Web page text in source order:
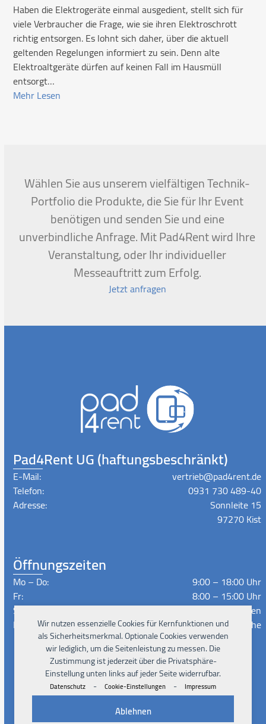
Wir nutzen essenzielle Cookies für Kernfunktionen und
als Sicherheitsmerkmal. Optionale Cookies verwenden
wir lediglich, um die Seitenleistung zu messen. Die
Zustimmung ist jederzeit über die Privatsphäre-
Einstellung unten links auf jeder Seite widerrufbar.
Datenschutz - Cookie-Einstellungen - Impressum
Ablehnen
Haben die Elektrogeräte einmal ausgedient, stellt sich für
viele Verbraucher die Frage, wie sie ihren Elektroschrott
richtig entsorgen. Es lohnt sich daher, über die aktuell
geltenden Regelungen informiert zu sein. Denn alte
Elektroaltgeräte dürfen auf keinen Fall im Hausmüll
entsorgt…
Mehr Lesen
Wählen Sie aus unserem vielfältigen Technik-
Portfolio die Produkte, die Sie für Ihr Event
benötigen und senden Sie und eine
unverbindliche Anfrage. Mit Pad4Rent wird Ihre
Veranstaltung, oder Ihr individueller
Messeauftritt zum Erfolg.
Jetzt anfragen
Pad4Rent UG (haftungsbeschränkt)
E-Mail:
vertrieb@pad4rent.de
Telefon:
0931 730 489-40
Adresse:
Sonnleite 15
97270 Kist
Öffnungszeiten
Mo – Do:
9:00 – 18:00 Uhr
Fr:
8:00 – 15:00 Uhr
Sa – So:
Geschlossen
Lieferzeiten:
Nach Absprache
Instagram
Facebook
XingLinkedIn
YouTube